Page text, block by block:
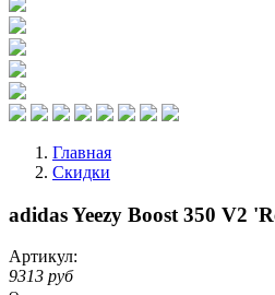
Главная
Скидки
adidas Yeezy Boost 350 V2
Артикул:
9313 руб